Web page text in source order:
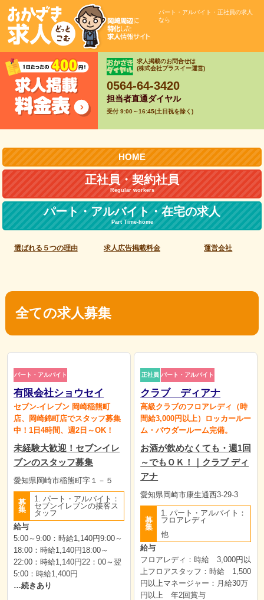
パート・アルバイト・正社員の求人
なら
求人掲載のお問合せは
(株式会社プラスイー運営)
0564-64-3420
担当者直通ダイヤル
受付 9:00～16:45(土日祝を除く)
HOME
正社員・契約社員
Regular workers
パート・アルバイト・在宅の求人
Part Time-home
選ばれる５つの理由 求人広告掲載料金 運営会社
全ての求人募集
パート・アルバイト
有限会社ショウセイ
セブン-イレブン 岡崎稲熊町
店、岡崎錦町店でスタッフ募集
中！1日4時間、週2日～OK！
未経験大歓迎！セブンイレ
ブンのスタッフ募集
愛知県岡崎市稲熊町字１－５
募
集
1. パート・アルバイト：
セブンイレブンの接客ス
タッフ
給与
5:00～9:00：時給1,140円9:00～
18:00：時給1,140円18:00～
22:00：時給1,140円22：00～翌
5:00：時給1,400円
…続きあり
正社員 パート・アルバイト
クラブ ディアナ
高級クラブのフロアレディ（時
間給3,000円以上）ロッカールー
ム・パウダールーム完備。
お酒が飲めなくても・週1回
～でもＯＫ！｜クラブ ディ
アナ
愛知県岡崎市康生通西3-29-3
募
集
1. パート・アルバイト：
フロアレディ
他
給与
フロアレディ：時給 3,000円以
上フロアスタッフ：時給 1,500
円以上マネージャー：月給30万
円以上 年2回賞与